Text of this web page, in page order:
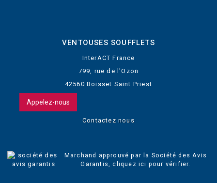
VENTOUSES SOUFFLETS
InterACT France
799, rue de l'Ozon
42560 Boisset Saint Priest
Appelez-nous
Contactez nous
Marchand approuvé par la Société des Avis
Garantis,cliquez ici pour vérifier.